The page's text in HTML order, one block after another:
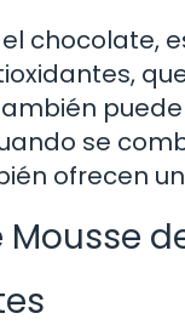
chocolate,
se
ofrecen
Mousse